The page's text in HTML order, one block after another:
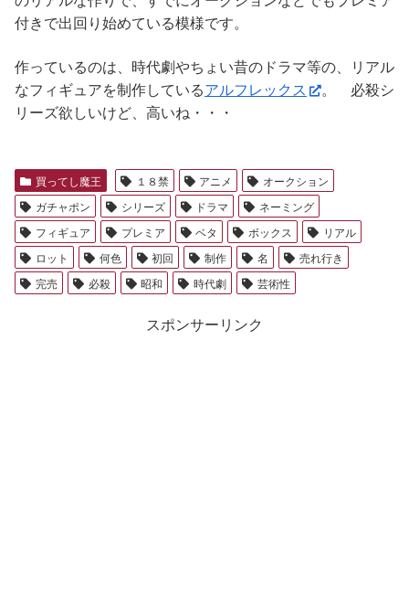
付きで出回り始めている模様です。
作っているのは、時代劇やちょい昔のドラマ等の、リアル
なフィギュアを制作しているアルフレックス
。 必殺シ
リーズ欲しいけど、高いね・・・
買ってし魔王 １８禁 アニメ
オークション
ガチャポン
シリーズ ドラマ
ネーミング
フィギュア
プレミア ベタ ボックス
リアル
ロット
何色 初回 制作 名
売れ行き
完売
必殺 昭和 時代劇 芸術性
スポンサーリンク